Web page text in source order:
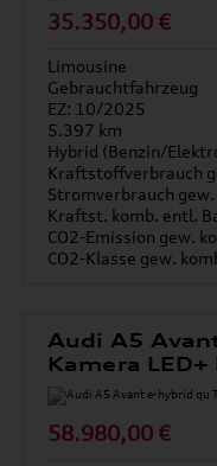
35.350,00 €
Limousine
Gebrauchtfahrzeug
EZ: 10/2025
5.397 km
Hybrid (Benzin/
Audi A5
Kamera LED+
58.980,00 €